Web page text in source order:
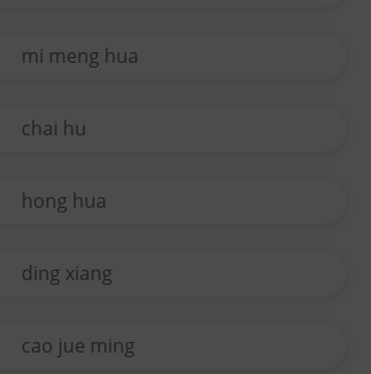
mi meng hua
chai hu
hong hua
ding xiang
cao jue ming